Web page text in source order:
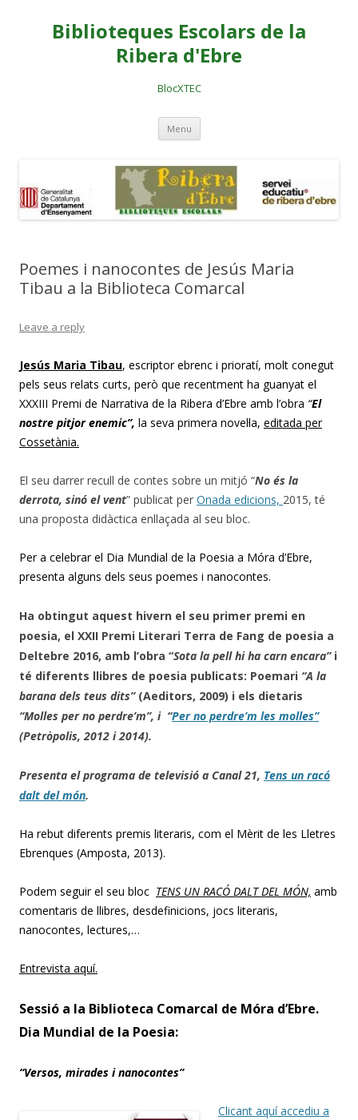
Biblioteques Escolars de la
Ribera d'Ebre
BlocXTEC
Menu Skip
content
Poemes i nanocontes de Jesús Maria
Tibau a la Biblioteca Comarcal
Leave a reply
Jesús Maria Tibau, escriptor ebrenc i prioratí, molt conegut
pels seus relats curts, però que recentment ha guanyat el
XXXIII Premi de Narrativa de la Ribera d’Ebre amb l’obra “El
nostre pitjor enemic”, la seva primera novel·la, editada per
Cossetània.
El seu darrer recull de contes sobre un mitjó “No és la
derrota, sinó el vent” publicat per Onada edicions, 2015, té
una proposta didàctica enllaçada al seu bloc.
Per a celebrar el Dia Mundial de la Poesia a Móra d’Ebre,
presenta alguns dels seus poemes i nanocontes.
Ha obtingut aquest hivern el seu primer premi en
poesia, el XXII Premi Literari Terra de Fang de poesia a
Deltebre 2016, amb l’obra “Sota la pell hi ha carn encara” i
té diferents llibres de poesia publicats: Poemari “A la
barana dels teus dits” (Aeditors, 2009) i els dietaris
“Molles per no perdre’m”, i “Per no perdre’m les molles”
(Petròpolis, 2012 i 2014).
Presenta el programa de televisió a Canal 21, Tens un racó
dalt del món.
Ha rebut diferents premis literaris, com el Mèrit de les Lletres
Ebrenques (Amposta, 2013).
Podem seguir el seu bloc TENS UN RACÓ DALT DEL MÓN, amb
comentaris de llibres, desdefinicions, jocs literaris,
nanocontes, lectures,…
Entrevista aquí.
Sessió a la Biblioteca Comarcal de Móra d’Ebre.
Dia Mundial de la Poesia:
“Versos, mirades i nanocontes”
Clicant aquí accediu a